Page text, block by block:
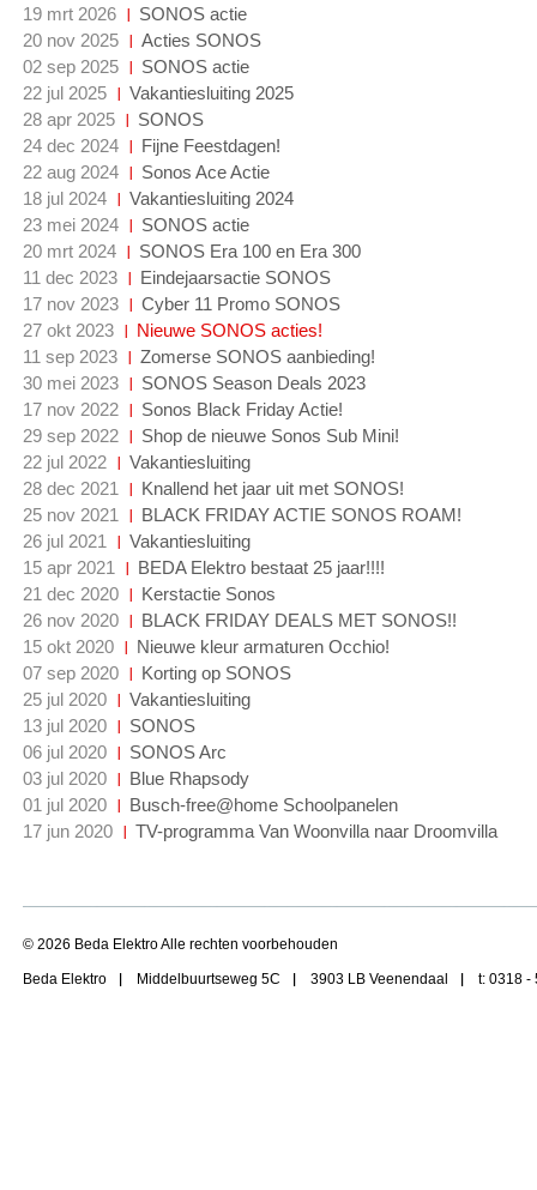
19 mrt 2026
SONOS actie
20 nov 2025
Acties SONOS
02 sep 2025
SONOS actie
22 jul 2025
Vakantiesluiting 2025
28 apr 2025
SONOS
24 dec 2024
Fijne Feestdagen!
22 aug 2024
Sonos Ace Actie
18 jul 2024
Vakantiesluiting 2024
23 mei 2024
SONOS actie
20 mrt 2024
SONOS Era 100 en Era 300
11 dec 2023
Eindejaarsactie SONOS
17 nov 2023
Cyber 11 Promo SONOS
27 okt 2023
Nieuwe SONOS acties!
11 sep 2023
Zomerse SONOS aanbieding!
30 mei 2023
SONOS Season Deals 2023
17 nov 2022
Sonos Black Friday Actie!
29 sep 2022
Shop de nieuwe Sonos Sub Mini!
22 jul 2022
Vakantiesluiting
28 dec 2021
Knallend het jaar uit met SONOS!
25 nov 2021
BLACK FRIDAY ACTIE SONOS ROAM!
26 jul 2021
Vakantiesluiting
15 apr 2021
BEDA Elektro bestaat 25 jaar!!!!
21 dec 2020
Kerstactie Sonos
26 nov 2020
BLACK FRIDAY DEALS MET SONOS!!
15 okt 2020
Nieuwe kleur armaturen Occhio!
07 sep 2020
Korting op SONOS
25 jul 2020
Vakantiesluiting
13 jul 2020
SONOS
06 jul 2020
SONOS Arc
03 jul 2020
Blue Rhapsody
01 jul 2020
Busch-free@home Schoolpanelen
17 jun 2020
TV-programma Van Woonvilla naar Droomvilla
© 2026 Beda Elektro Alle rechten voorbehouden
Beda Elektro Middelbuurtseweg 5C 3903 LB Veenendaal t: 0318 -